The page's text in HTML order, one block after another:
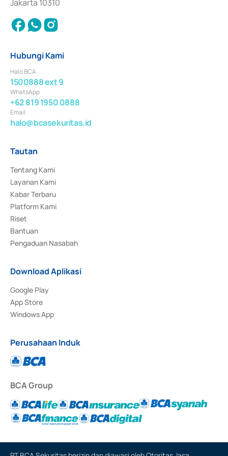
Jakarta 10310
Hubungi Kami
Halo BCA
1500888 ext 9
WhatsApp
+62 819 1950 0888
Email
halo@bcasekuritas.id
Tautan
Tentang Kami
Layanan Kami
Kabar Terbaru
Platform Kami
Riset
Bantuan
Pengaduan Nasabah
Download Aplikasi
Google Play
App Store
Windows App
Perusahaan Induk
BCA Group